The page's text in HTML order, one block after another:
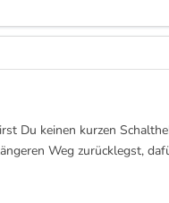
Du keinen kurzen
Weg zurücklegst,